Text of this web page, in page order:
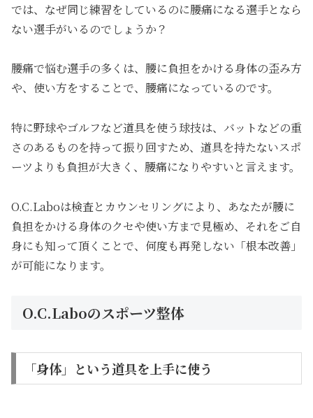
では、なぜ同じ練習をしているのに腰痛になる選手となら
ない選手がいるのでしょうか？
腰痛で悩む選手の多くは、腰に負担をかける身体の歪み方
や、使い方をすることで、腰痛になっているのです。
特に野球やゴルフなど道具を使う球技は、バットなどの重
さのあるものを持って振り回すため、道具を持たないスポ
ーツよりも負担が大きく、腰痛になりやすいと言えます。
O.C.Laboは検査とカウンセリングにより、あなたが腰に
負担をかける身体のクセや使い方まで見極め、それをご自
身にも知って頂くことで、何度も再発しない「根本改善」
が可能になります。
O.C.Laboのスポーツ整体
「身体」という道具を上手に使う